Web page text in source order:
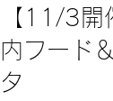
【11/3
内フード
タ